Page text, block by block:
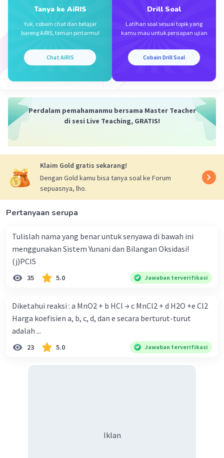
Kesimpulan:
larutan dengan pH 12 adalah 0,4 g. Semoga ini bisa
membantu Anda memahami konsep dengan lebih baik!
🙂
Iklan
Tanya ke AiRIS
Yuk, cobain chat dan belajar
bareng AiRIS, teman pintarmu!
Chat AiRIS
Drill Soal
Latihan soal sesuai topik yang
kamu mau untuk persiapan ujian
Cobain Drill Soal
Perdalam pemahamanmu bersama Master Teacher
di sesi Live Teaching, GRATIS!
Klaim Gold gratis sekarang!
Dengan Gold kamu bisa tanya soal ke Forum
sepuasnya, lho.
Pertanyaan serupa
Tulislah nama yang benar untuk senyawa di bawah ini
menggunakan Sistem Yunani dan Bilangan Oksidasi!
(j)PCI5
35 5.0 Jawaban terverifikasi
Diketahui reaksi : a MnO2 + b HCl → c MnCl2 + d H2O +e Cl2
Harga koefisien a, b, c, d, dan e secara berturut-turut
adalah ...
23 5.0 Jawaban terverifikasi
Iklan